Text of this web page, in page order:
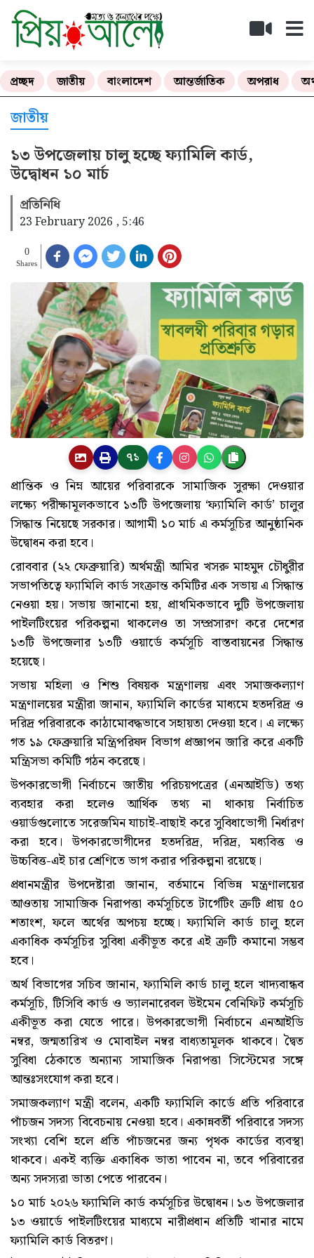
প্রচ্ছদ জাতীয় বাংলাদেশ আন্তর্জাতিক অপরাধ
জাতীয়
১৩ উপজেলায় চালু হচ্ছে ফ্যামিলি কার্ড,
উদ্বোধন ১০ মার্চ
প্রতিনিধি
23 February 2026 , 5:46
0
Shares
৭১
প্রান্তিক ও নিম্ন আয়ের পরিবারকে সামাজিক সুরক্ষা দেওয়ার
লক্ষ্যে পরীক্ষামূলকভাবে ১৩টি উপজেলায় ‘ফ্যামিলি কার্ড’ চালুর
সিদ্ধান্ত নিয়েছে সরকার। আগামী ১০ মার্চ এ কর্মসূচির আনুষ্ঠানিক
উদ্বোধন করা হবে।
রোববার (২২ ফেব্রুয়ারি) অর্থমন্ত্রী আমির খসরু মাহমুদ চৌধুরীর
সভাপতিত্বে ফ্যামিলি কার্ড সংক্রান্ত কমিটির এক সভায় এ সিদ্ধান্ত
নেওয়া হয়। সভায় জানানো হয়, প্রাথমিকভাবে দুটি উপজেলায়
পাইলটিংয়ের পরিকল্পনা থাকলেও তা সম্প্রসারণ করে দেশের
১৩টি উপজেলার ১৩টি ওয়ার্ডে কর্মসূচি বাস্তবায়নের সিদ্ধান্ত
হয়েছে।
সভায় মহিলা ও শিশু বিষয়ক মন্ত্রণালয় এবং সমাজকল্যাণ
মন্ত্রণালয়ের মন্ত্রীরা জানান, ফ্যামিলি কার্ডের মাধ্যমে হতদরিদ্র ও
দরিদ্র পরিবারকে কাঠামোবদ্ধভাবে সহায়তা দেওয়া হবে। এ লক্ষ্যে
গত ১৯ ফেব্রুয়ারি মন্ত্রিপরিষদ বিভাগ প্রজ্ঞাপন জারি করে একটি
মন্ত্রিসভা কমিটি গঠন করেছে।
উপকারভোগী নির্বাচনে জাতীয় পরিচয়পত্রের (এনআইডি) তথ্য
ব্যবহার করা হলেও আর্থিক তথ্য না থাকায় নির্বাচিত
ওয়ার্ডগুলোতে সরেজমিন যাচাই-বাছাই করে সুবিধাভোগী নির্ধারণ
করা হবে। উপকারভোগীদের হতদরিদ্র, দরিদ্র, মধ্যবিত্ত ও
উচ্চবিত্ত-এই চার শ্রেণিতে ভাগ করার পরিকল্পনা রয়েছে।
প্রধানমন্ত্রীর উপদেষ্টারা জানান, বর্তমানে বিভিন্ন মন্ত্রণালয়ের
আওতায় সামাজিক নিরাপত্তা কর্মসূচিতে টার্গেটিং ত্রুটি প্রায় ৫০
শতাংশ, ফলে অর্থের অপচয় হচ্ছে। ফ্যামিলি কার্ড চালু হলে
একাধিক কর্মসূচির সুবিধা একীভূত করে এই ত্রুটি কমানো সম্ভব
হবে।
অর্থ বিভাগের সচিব জানান, ফ্যামিলি কার্ড চালু হলে খাদ্যবান্ধব
কর্মসূচি, টিসিবি কার্ড ও ভ্যালনারেবল উইমেন বেনিফিট কর্মসূচি
একীভূত করা যেতে পারে। উপকারভোগী নির্বাচনে এনআইডি
নম্বর, জন্মতারিখ ও মোবাইল নম্বর বাধ্যতামূলক থাকবে। দ্বৈত
সুবিধা ঠেকাতে অন্যান্য সামাজিক নিরাপত্তা সিস্টেমের সঙ্গে
আন্তঃসংযোগ করা হবে।
সমাজকল্যাণ মন্ত্রী বলেন, একটি ফ্যামিলি কার্ডে প্রতি পরিবারে
পাঁচজন সদস্য বিবেচনায় নেওয়া হবে। একান্নবর্তী পরিবারে সদস্য
সংখ্যা বেশি হলে প্রতি পাঁচজনের জন্য পৃথক কার্ডের ব্যবস্থা
থাকবে। একই ব্যক্তি একাধিক ভাতা পাবেন না, তবে পরিবারের
অন্য সদস্যরা ভাতা পেতে পারবেন।
১০ মার্চ ২০২৬ ফ্যামিলি কার্ড কর্মসূচির উদ্বোধন। ১৩ উপজেলার
১৩ ওয়ার্ডে পাইলটিংয়ের মাধ্যমে নারীপ্রধান প্রতিটি খানার নামে
ফ্যামিলি কার্ড বিতরণ।